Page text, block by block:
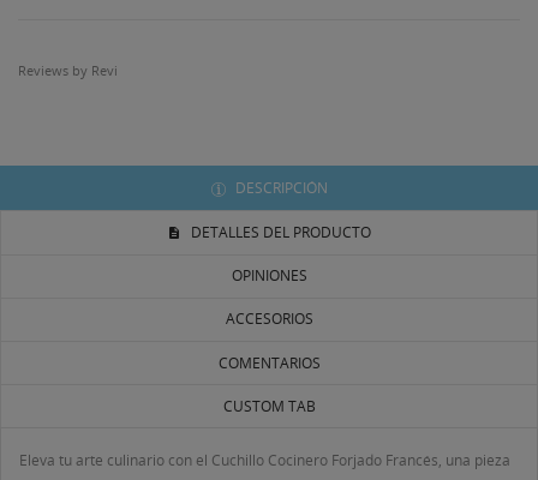
Reviews by Revi
DESCRIPCIÓN
DETALLES DEL PRODUCTO
OPINIONES
ACCESORIOS
COMENTARIOS
CUSTOM TAB
Eleva tu arte culinario con el Cuchillo Cocinero Forjado Francés, una pieza
((TITLE))